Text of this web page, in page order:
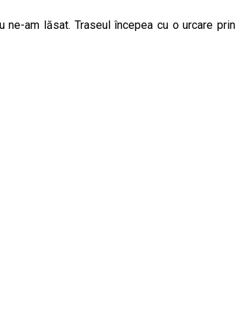
am lăsat. Traseul începea cu o urcare prin